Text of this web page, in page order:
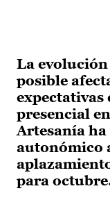
La
posible
expectativas
presencial
Artesanía
autonómico
para